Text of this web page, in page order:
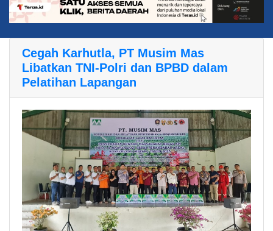
Cegah Karhutla, PT Musim Mas
Libatkan TNI-Polri dan BPBD dalam
Pelatihan Lapangan